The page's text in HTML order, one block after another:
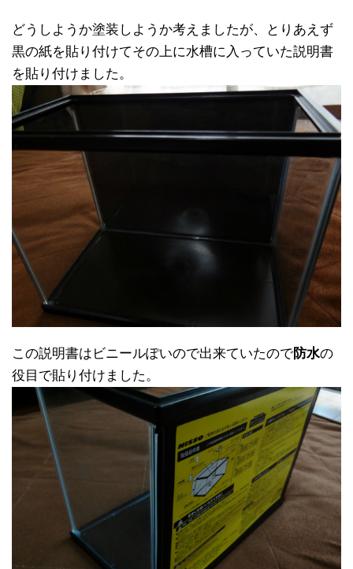
どうしようか塗装しようか考えましたが、とりあえず
黒の紙を貼り付けてその上に水槽に入っていた説明書
を貼り付けました。
この説明書はビニールぽいので出来ていたので防水の
役目で貼り付けました。